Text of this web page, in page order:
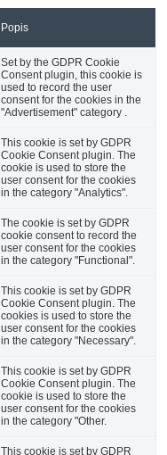
Popis
Set by the GDPR Cookie
Consent plugin, this cookie is
used to record the user
consent for the cookies in the
"Advertisement" category .
This cookie is set by GDPR
Cookie Consent plugin. The
cookie is used to store the
user consent for the cookies
in the category "Analytics".
The cookie is set by GDPR
cookie consent to record the
user consent for the cookies
in the category "Functional".
This cookie is set by GDPR
Cookie Consent plugin. The
cookies is used to store the
user consent for the cookies
in the category "Necessary".
This cookie is set by GDPR
Cookie Consent plugin. The
cookie is used to store the
user consent for the cookies
in the category "Other.
This cookie is set by GDPR